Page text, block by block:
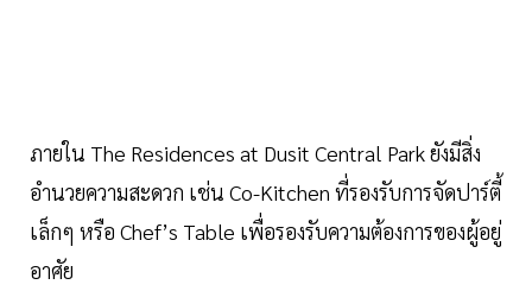
ภายใน The Residences at Dusit Central Park ยังมีสิ่ง
อำนวยความสะดวก เช่น Co-Kitchen ที่รองรับการจัดปาร์ตี้
เล็กๆ หรือ Chef’s Table เพื่อรองรับความต้องการของผู้อยู่
อาศัย